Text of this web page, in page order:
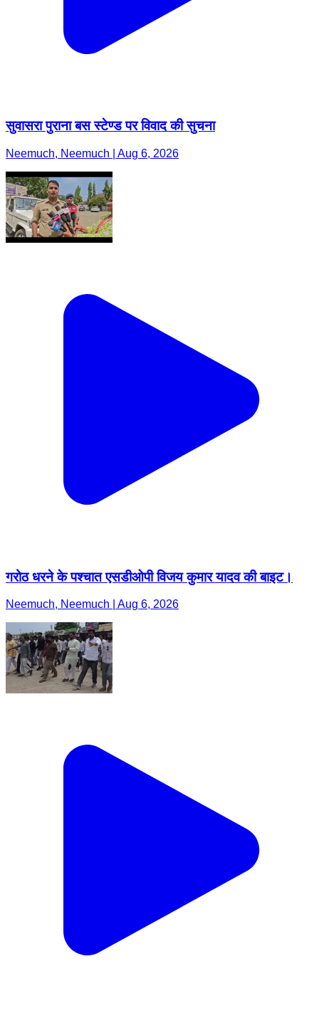
सुवासरा पुराना बस स्टेण्ड पर विवाद की सुचना
Neemuch, Neemuch | Aug 6, 2026
गरोठ धरने के पश्चात एसडीओपी विजय कुमार यादव की बाइट।
Neemuch, Neemuch | Aug 6, 2026